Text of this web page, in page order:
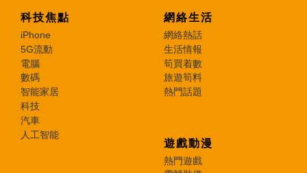
科技焦點
iPhone
5G流動
電腦
數碼
智能家居
科技
汽車
人工智能
網絡生活
網絡熱話
生活情報
筍買着數
旅遊筍料
熱門話題
遊戲動漫
熱門遊戲